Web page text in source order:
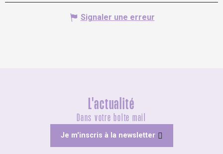
Signaler une erreur
L'actualité
Dans votre boîte mail
Je m'inscris à la newsletter